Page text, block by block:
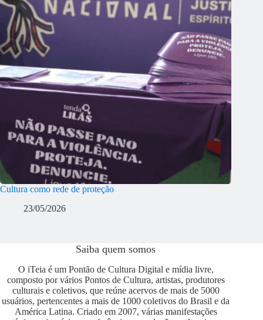
Cultura como rede de proteção
23/05/2026
Saiba quem somos
O iTeia é um Pontão de Cultura Digital e mídia livre,
composto por vários Pontos de Cultura, artistas, produtores
culturais e coletivos, que reúne acervos de mais de 5000
usuários, pertencentes a mais de 1000 coletivos do Brasil e da
América Latina. Criado em 2007, várias manifestações